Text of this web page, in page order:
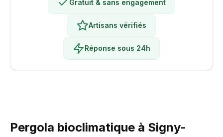
Gratuit & sans engagement
Artisans vérifiés
Réponse sous 24h
Pergola bioclimatique à Signy-